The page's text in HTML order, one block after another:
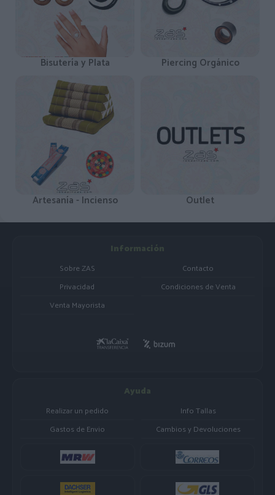
Bisutería y Plata Piercing Orgánico
Artesanía - Incienso Outlet
Información
Sobre ZAS
Contacto
Privacidad
Condiciones de Venta
Venta Mayorista
Ayuda
Realizar un pedido
Info Tallas
Gastos de Envio
Cambios y Devoluciones